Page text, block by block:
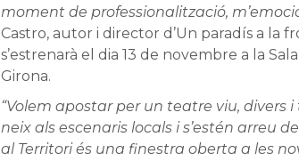
moment de professionalització,
Castro, autor i director d’Un paradís a la
s’estrenarà el dia 13 de novembre a la
Girona.
“Volem apostar per un teatre viu, divers
neix als escenaris locals i s’estén arreu
al Territori és una finestra oberta a les